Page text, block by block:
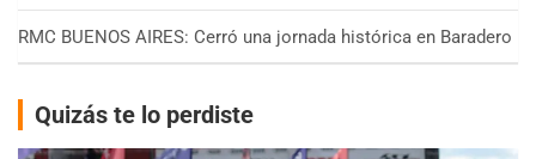
RMC BUENOS AIRES: Cerró una jornada histórica en Baradero
Quizás te lo perdiste